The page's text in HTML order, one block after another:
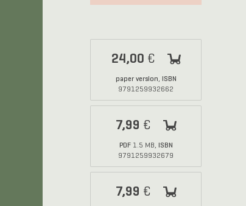
24,00 €
paper version, ISBN
9791259932662
7,99 €
PDF1.5 MB, ISBN
9791259932679
7,99 €